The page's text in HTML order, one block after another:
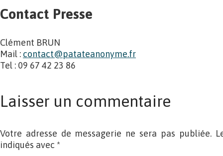
Contact Presse
Clément BRUN
Mail : contact@patateanonyme.fr
Tel : 09 67 42 23 86
Laisser un commentaire
Votre adresse de messagerie ne sera pas publiée.
indiqués avec *